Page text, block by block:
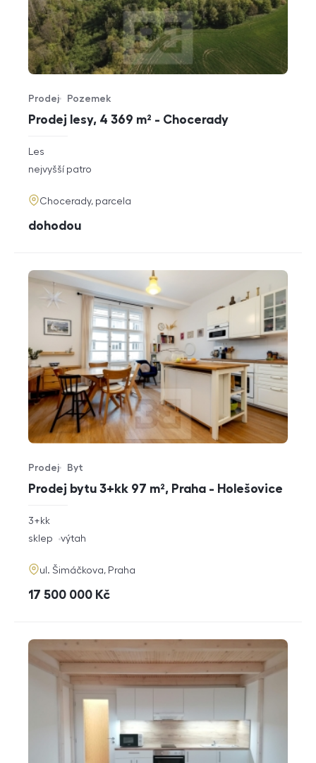
Prodej lesy, 4 369 m² - Chocerady
Typ nabídky
Prodej
Typ nemovitosti
Pozemek
rozměry
dispozice
Les
funkce
nejvyšší patro
adresa
Chocerady, parcela
cena
dohodou
Prodej bytu 3+kk 97 m², Praha - Holešovice
Typ nabídky
Prodej
Typ nemovitosti
Byt
rozměry
dispozice
3+kk
funkce
sklep výtah
adresa
ul. Šimáčkova, Praha
cena
17 500 000 Kč